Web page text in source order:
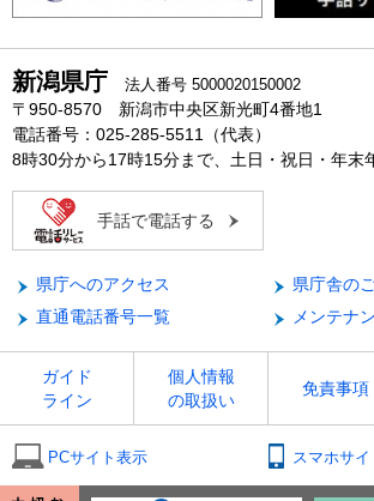
新潟県庁 法人番号 5000020150002
〒950-8570 新潟市中央区新光町4番地1
電話番号：025-285-5511（代表）
8時30分から17時15分まで、土日・祝日・年末
手話で電話する
県庁へのアクセス
県庁舎の
直通電話番号一覧
メンテナ
ガイド
ライン
個人情報
の取扱い
免責事項
PCサイト表示 スマホサ